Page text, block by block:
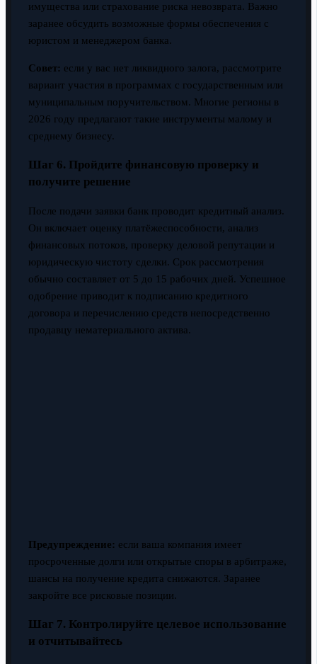
имущества или страхование риска невозврата. Важно
заранее обсудить возможные формы обеспечения с
юристом и менеджером банка.
Совет: если у вас нет ликвидного залога, рассмотрите
вариант участия в программах с государственным или
муниципальным поручительством. Многие регионы в
2026 году предлагают такие инструменты малому и
среднему бизнесу.
Шаг 6. Пройдите финансовую проверку и
получите решение
После подачи заявки банк проводит кредитный анализ.
Он включает оценку платёжеспособности, анализ
финансовых потоков, проверку деловой репутации и
юридическую чистоту сделки. Срок рассмотрения
обычно составляет от 5 до 15 рабочих дней. Успешное
одобрение приводит к подписанию кредитного
договора и перечислению средств непосредственно
продавцу нематериального актива.
Предупреждение: если ваша компания имеет
просроченные долги или открытые споры в арбитраже,
шансы на получение кредита снижаются. Заранее
закройте все рисковые позиции.
Шаг 7. Контролируйте целевое использование
и отчитывайтесь